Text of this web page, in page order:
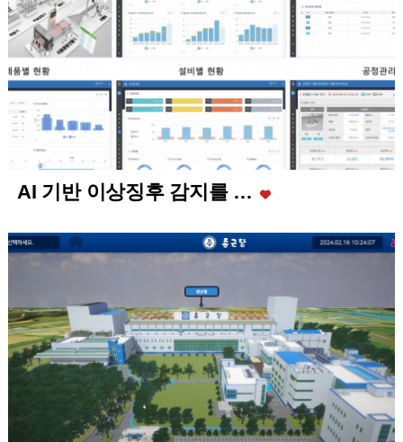
AI 기반 이상징후 감지를 …